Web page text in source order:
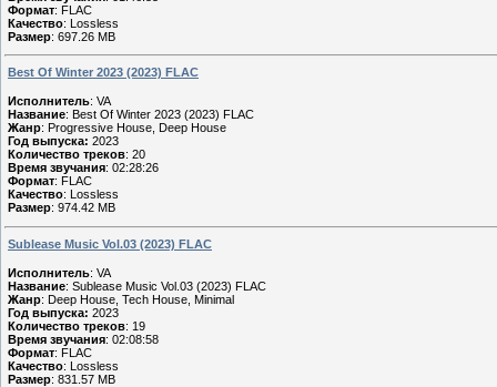
Формат: FLAC
Качество: Lossless
Размер: 697.26 MB
Best Of Winter 2023 (2023) FLAC
Исполнитель: VA
Название: Best Of Winter 2023 (2023) FLAC
Жанр: Progressive House, Deep House
Год выпуска: 2023
Количество треков: 20
Время звучания: 02:28:26
Формат: FLAC
Качество: Lossless
Размер: 974.42 MB
Sublease Music Vol.03 (2023) FLAC
Исполнитель: VA
Название: Sublease Music Vol.03 (2023) FLAC
Жанр: Deep House, Tech House, Minimal
Год выпуска: 2023
Количество треков: 19
Время звучания: 02:08:58
Формат: FLAC
Качество: Lossless
Размер: 831.57 MB